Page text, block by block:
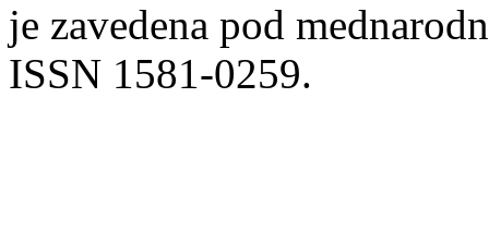
je zavedena pod
ISSN 1581-0259.